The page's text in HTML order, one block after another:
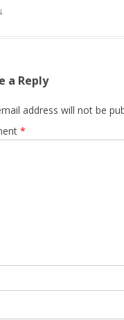
↓
a Reply
address will not be
*